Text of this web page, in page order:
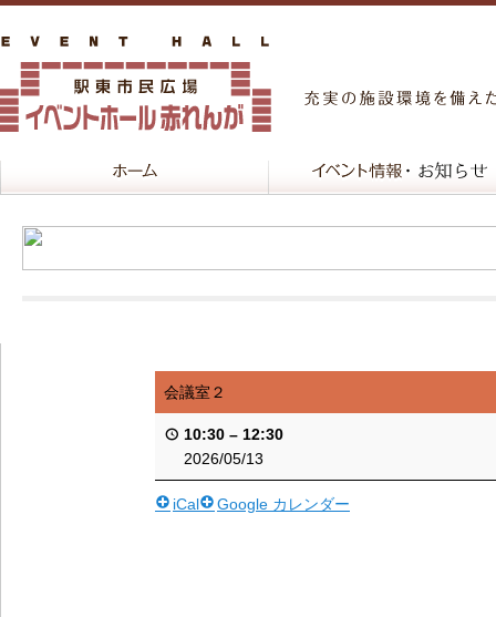
会議室２
10:30 – 12:30
2026/05/13
iCal Google カレンダー